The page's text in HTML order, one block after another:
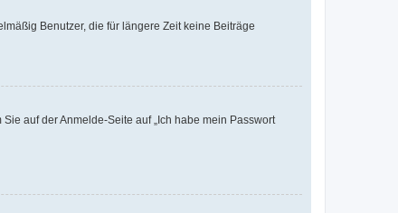
Benutzer, die für längere Zeit keine Beiträge
auf der Anmelde-Seite auf „Ich habe mein Passwort